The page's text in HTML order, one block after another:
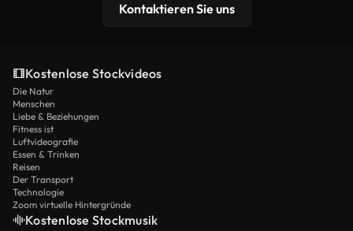
Kontaktieren Sie uns
Kostenlose Stockvideos
Die Natur
Menschen
Liebe & Beziehungen
Fitness ist
Luftvideografie
Essen & Trinken
Reisen
Der Transport
Technologie
Zoom virtuelle Hintergründe
Kostenlose Stockmusik